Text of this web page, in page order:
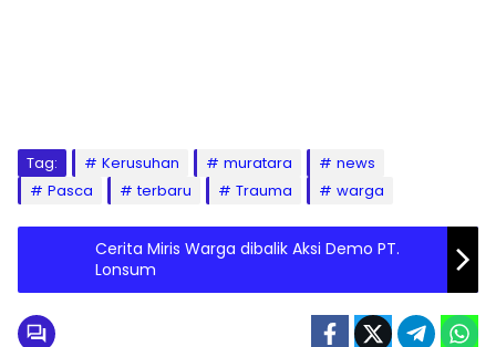
Tag: Kerusuhan muratara
news
Pasca
terbaru Trauma warga
Cerita Miris Warga dibalik Aksi Demo PT.
Lonsum